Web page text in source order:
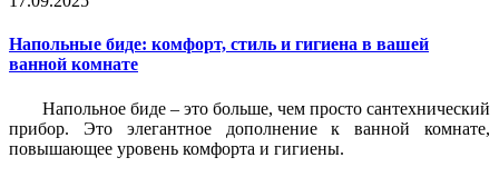
Напольные биде: комфорт, стиль и гигиена в вашей
ванной комнате
Напольное биде – это больше, чем просто сантехнический
прибор. Это элегантное дополнение к ванной комнате,
повышающее уровень комфорта и гигиены.